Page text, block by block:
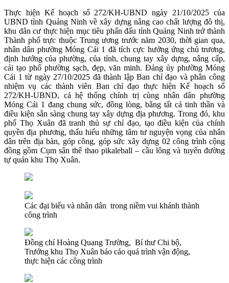
Thực hiện Kế hoạch số 272/KH-UBND ngày 21/10/2025 của
UBND tỉnh Quảng Ninh về xây dựng nâng cao chất lượng đô thị,
khu dân cư thực hiện mục tiêu phấn đấu tỉnh Quảng Ninh trở thành
Thành phố trực thuộc Trung ương trước năm 2030, thời gian qua,
nhân dân phường Móng Cái 1 đã tích cực hưởng ứng chủ trương,
định hướng của phường, của tỉnh, chung tay xây dựng, nâng cấp,
cải tạo phố phường sạch, đẹp, văn minh. Đảng ủy phường Móng
Cái 1 từ ngày 27/10/2025 đã thành lập Ban chỉ đạo và phân công
nhiệm vụ các thành viên Ban chỉ đạo thực hiện Kế hoạch số
272/KH-UBND, cả hệ thống chính trị cùng nhân dân phường
Móng Cái 1 đang chung sức, đồng lòng, bằng tất cả tinh thần và
điều kiện sẵn sàng chung tay xây dựng địa phương. Trong đó, khu
phố Thọ Xuân đã tranh thủ sự chỉ đạo, tạo điều kiện của chính
quyền địa phương, thấu hiểu những tâm tư nguyện vọng của nhân
dân trên địa bàn, góp công, góp sức xây dựng 02 công trình cộng
đồng gồm Cụm sân thể thao pikaleball – cầu lông và tuyến đường
tự quản khu Thọ Xuân.
Các đại biểu và nhân dân trong niềm vui khánh thành
công trình
Đồng chí Hoàng Quang Trường, Bí thư Chi bộ,
Trưởng khu Thọ Xuân báo cáo quá trình vận động,
thực hiện các công trình